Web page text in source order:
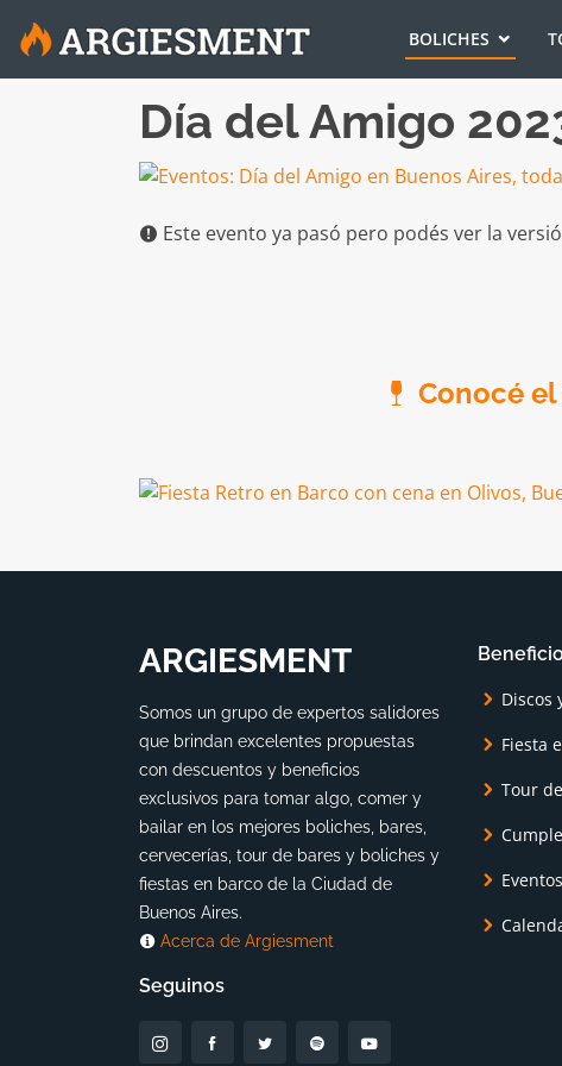
BOLICHES
Día del Amigo
Este evento ya pasó pero podés ver la
Conocé
ARGIESMENT
Somos un grupo de expertos salidores
que brindan excelentes propuestas
con descuentos y beneficios
exclusivos para tomar algo, comer y
bailar en los mejores boliches, bares,
cervecerías, tour de bares y boliches y
fiestas en barco de la Ciudad de
Buenos Aires.
Acerca de Argiesment
Seguinos
Discos
Fiesta
Tour
Eventos